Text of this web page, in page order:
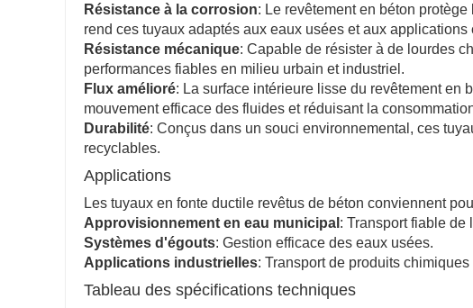
Résistance à la corrosion: Le revêtement en béton
rend ces tuyaux adaptés aux eaux usées et aux applications
Résistance mécanique: Capable de résister à de lourdes
performances fiables en milieu urbain et industriel.
Flux amélioré: La surface intérieure lisse du revêtement en
mouvement efficace des fluides et réduisant la
Durabilité: Conçus dans un souci environnemental, ces
recyclables.
Applications
Les tuyaux en fonte ductile revêtus de béton conviennent
Approvisionnement en eau municipal : Transport fiable de
Systèmes d'égouts: Gestion efficace des eaux usées.
Applications industrielles: Transport de produits
Tableau des spécifications techniques